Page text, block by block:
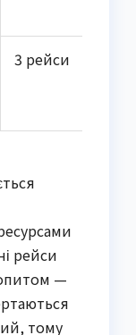
3 рейси
рейси
—
тому